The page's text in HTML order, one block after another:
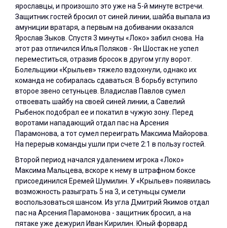
ярославцы, и произошло это уже на 5-й минуте встречи.
Защитник гостей бросил от синей линии, шайба выпала из
амуниции вратаря, а первым на добивании оказался
Ярослав Зыков. Спустя 3 минуты «Локо» забил снова. На
этот раз отличился Илья Поляков - Ян Шостак не успел
переместиться, отразив бросок в другом углу ворот.
Болельщики «Крыльев» тяжело вздохнули, однако их
команда не собиралась сдаваться. В борьбу вступило
второе звено сетуньцев. Владислав Павлов сумел
отвоевать шайбу на своей синей линии, а Савелий
Рыбенок подобрал ее и покатил в чужую зону. Перед
воротами нападающий отдал пас на Арсения
Парамонова, а тот сумел переиграть Максима Майорова.
На перерыв команды ушли при счете 2:1 в пользу гостей.
Второй период начался удалением игрока «Локо»
Максима Мальцева, вскоре к нему в штрафном боксе
присоединился Еремей Шумилин. У «Крыльев» появилась
возможность разыграть 5 на 3, и сетуньцы сумели
воспользоваться шансом. Из угла Дмитрий Якимов отдал
пас на Арсения Парамонова - защитник бросил, а на
пятаке уже дежурил Иван Кирилин. Юный форвард